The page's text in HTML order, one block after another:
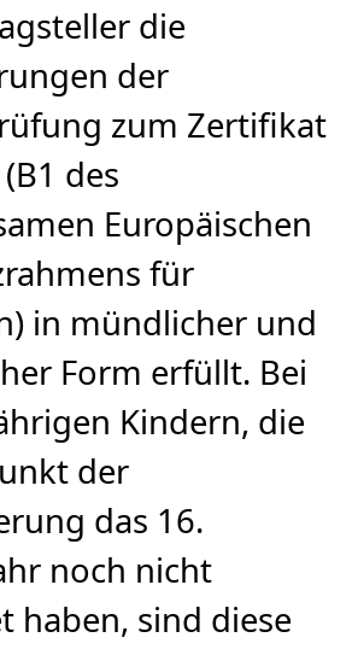
die
der
zum Zertifikat
des
Europäischen
für
in mündlicher und
Form erfüllt. Bei
Kindern, die
der
das 16.
noch nicht
haben, sind diese